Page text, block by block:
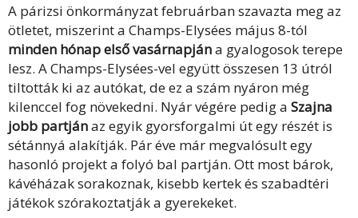
A párizsi önkormányzat februárban szavazta meg az
ötletet, miszerint a Champs-Elysées május 8-tól
minden hónap első vasárnapjána gyalogosok terepe
lesz. A Champs-Elysées-vel együtt összesen 13 útról
tiltották ki az autókat, de ez a szám nyáron még
kilenccel fog növekedni. Nyár végére pedig a Szajna
jobb partjánaz egyik gyorsforgalmi út egy részét is
sétánnyá alakítják. Pár éve már megvalósult egy
hasonló projekt a folyó bal partján. Ott most bárok,
kávéházak sorakoznak, kisebb kertek és szabadtéri
játékok szórakoztatják a gyerekeket.